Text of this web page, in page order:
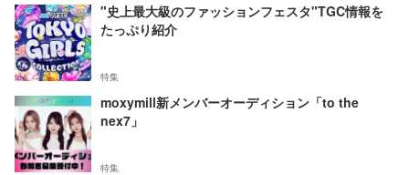
"史上最大級のファッションフェスタ"TGC情報を
たっぷり紹介
特集
moxymill新メンバーオーディション「to the
nex7」
特集